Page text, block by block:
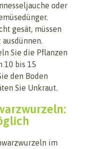
oder
gesät, müssen
Sie die Pflanzen
10 bis 15
den Boden
Sie Unkraut.
im